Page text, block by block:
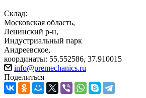
Склад:
Московская область,
Ленинский р-н,
Индустриальный парк
Андреевское,
координаты: 55.552586, 37.910015
info@premechanics.ru
Поделиться